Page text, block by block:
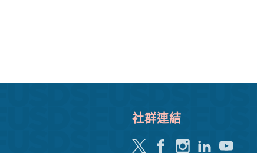
社群連結
嘰
FacebookInstagram
領
Youtube